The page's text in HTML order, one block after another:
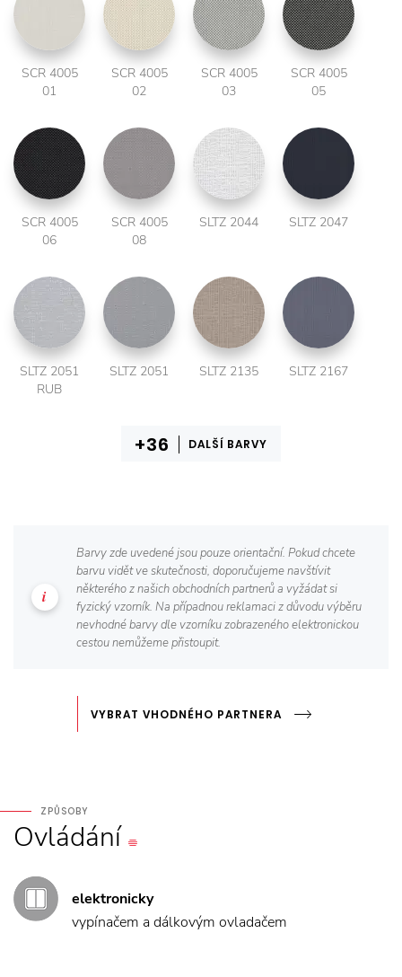
SCR 4005
01
SCR 4005
02
SCR 4005
03
SCR 4005
05
SCR 4005
06
SCR 4005
08
SLTZ 2044 SLTZ 2047
SLTZ 2051
RUB
SLTZ 2051 SLTZ 2135 SLTZ 2167
DALŠÍ BARVY
Barvy zde uvedené jsou pouze orientační. Pokud chcete
barvu vidět ve skutečnosti, doporučujeme navštívit
některého z našich obchodních partnerů a vyžádat si
fyzický vzorník. Na případnou reklamaci z důvodu výběru
nevhodné barvy dle vzorníku zobrazeného elektronickou
cestou nemůžeme přistoupit.
VYBRAT VHODNÉHO PARTNERA
ZPŮSOBY
Ovládání
elektronicky
vypínačem a dálkovým ovladačem